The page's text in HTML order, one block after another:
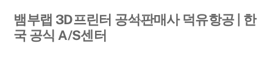
Back
뱀부랩 3D프린터 공식판매사 덕유항공 | 한
국 공식 A/S센터